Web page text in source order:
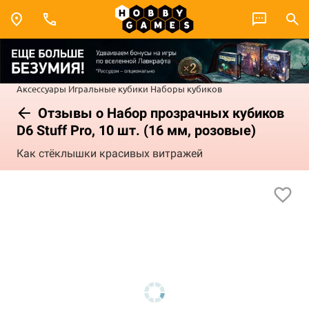
Аксессуары Игральные кубики Наборы кубиков
Отзывы о Набор прозрачных кубиков
D6 Stuff Pro, 10 шт. (16 мм, розовые)
Как стёклышки красивых витражей